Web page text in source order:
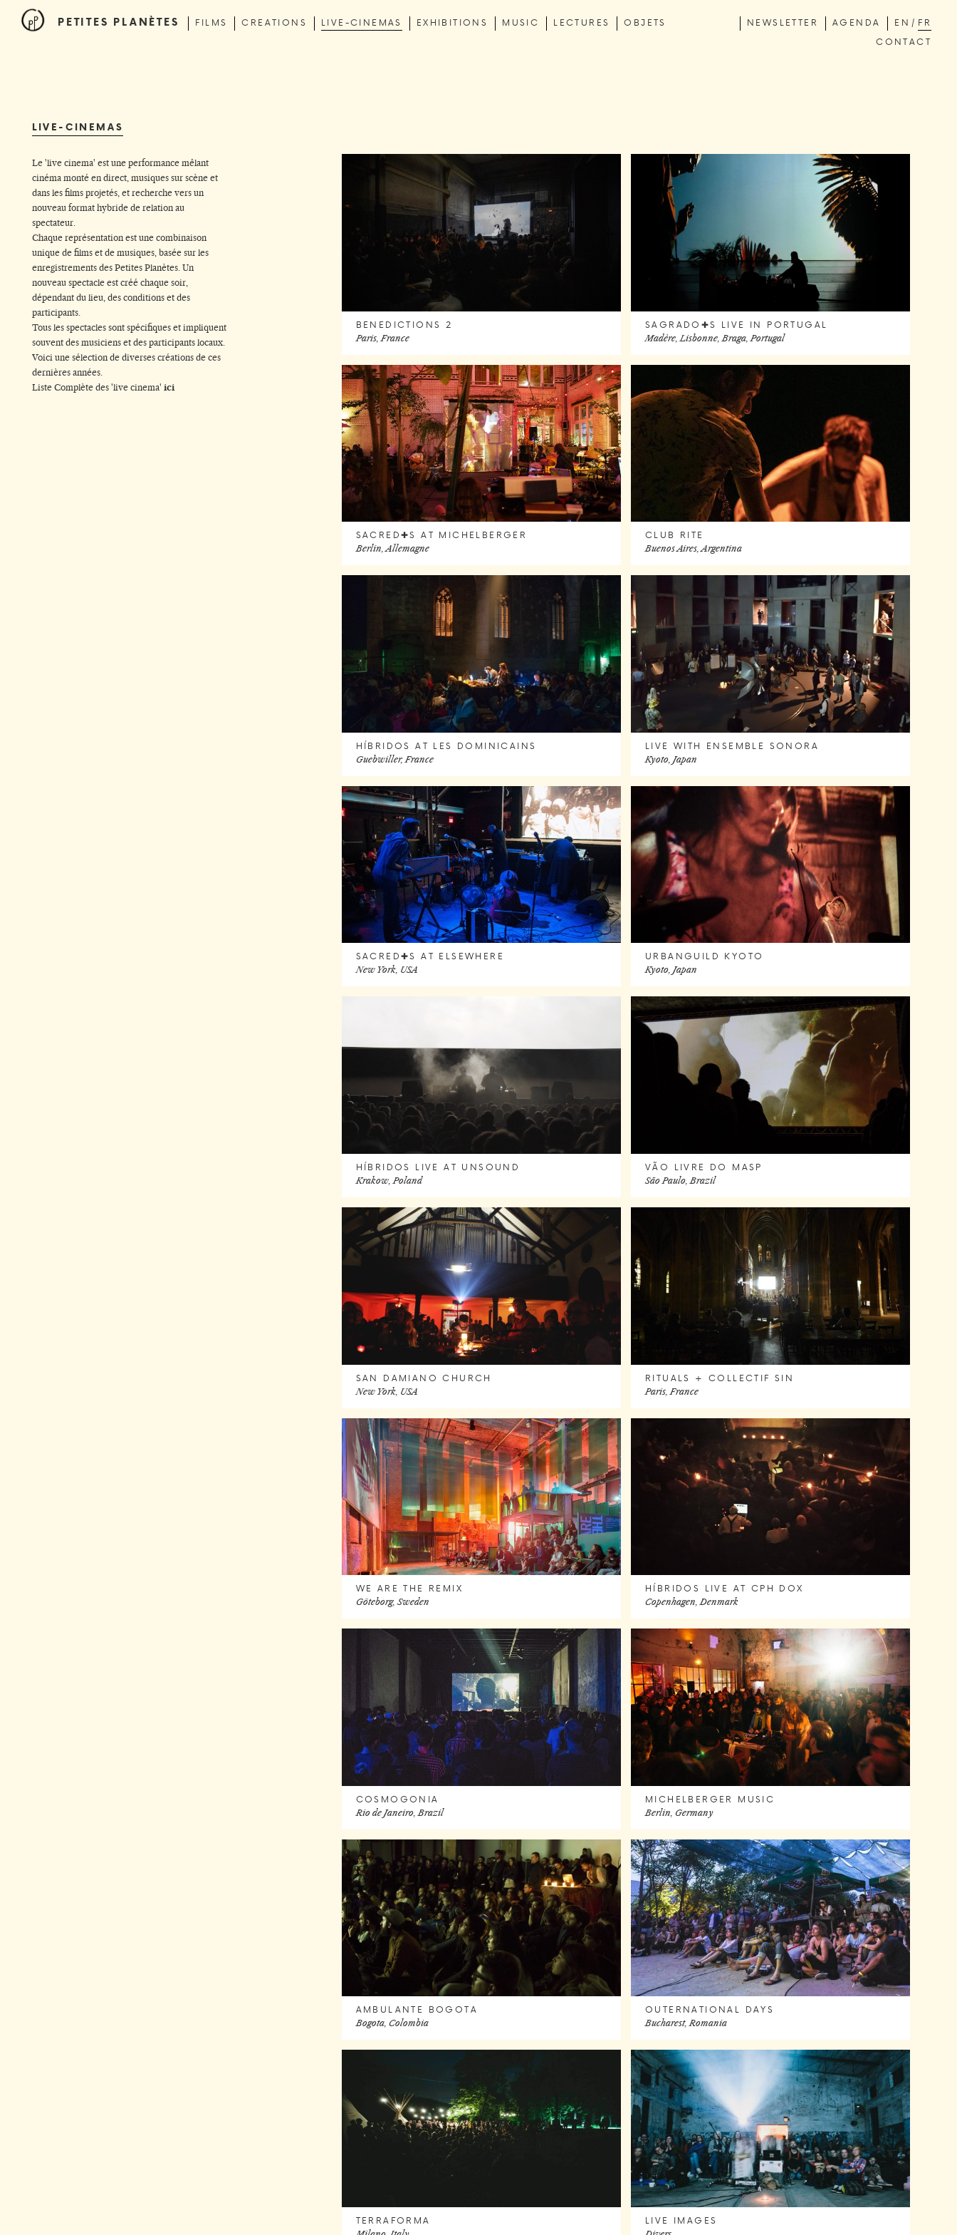
PETITES PLANÈTES EN FR
FILMS CREATIONS LIVE-CINEMAS EXHIBITIONS MUSIC LECTURES OBJETS AGENDA
NEWSLETTER
CONTACT
LIVE-CINEMAS
Le 'live cinema' est une performance mêlant
cinéma monté en direct, musiques sur scène et
dans les films projetés, et recherche vers un
nouveau format hybride de relation au
spectateur.
Chaque représentation est une combinaison
unique de films et de musiques, basée sur les
enregistrements des Petites Planètes. Un
nouveau spectacle est créé chaque soir,
dépendant du lieu, des conditions et des
participants.
Tous les spectacles sont spécifiques et impliquent
souvent des musiciens et des participants locaux.
Voici une sélection de diverses créations de ces
dernières années.
Liste Complète des 'live cinema' ici
BENEDICTIONS 2
Paris, France
SAGRADO✚S LIVE IN PORTUGAL
Madère, Lisbonne, Braga, Portugal
SACRED✚S AT MICHELBERGER
Berlin, Allemagne
CLUB RITE
Buenos Aires, Argentina
HÍBRIDOS AT LES DOMINICAINS
Guebwiller, France
LIVE WITH ENSEMBLE SONORA
Kyoto, Japan
SACRED✚S AT ELSEWHERE
New York, USA
URBANGUILD KYOTO
Kyoto, Japan
HÍBRIDOS LIVE AT UNSOUND
Krakow, Poland
VÃO LIVRE DO MASP
São Paulo, Brazil
SAN DAMIANO CHURCH
New York, USA
RITUALS + COLLECTIF SIN
Paris, France
WE ARE THE REMIX
Göteborg, Sweden
HÍBRIDOS LIVE AT CPH DOX
Copenhagen, Denmark
COSMOGONIA
Rio de Janeiro, Brazil
MICHELBERGER MUSIC
Berlin, Germany
AMBULANTE BOGOTA
Bogota, Colombia
OUTERNATIONAL DAYS
Bucharest, Romania
TERRAFORMA LIVE IMAGES